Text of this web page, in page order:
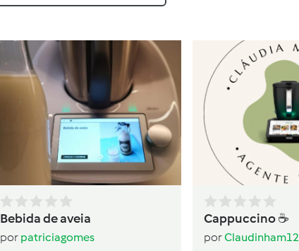
Bebida de aveia
por patriciagomes
Cappuccino ☕️
porClaudinham12